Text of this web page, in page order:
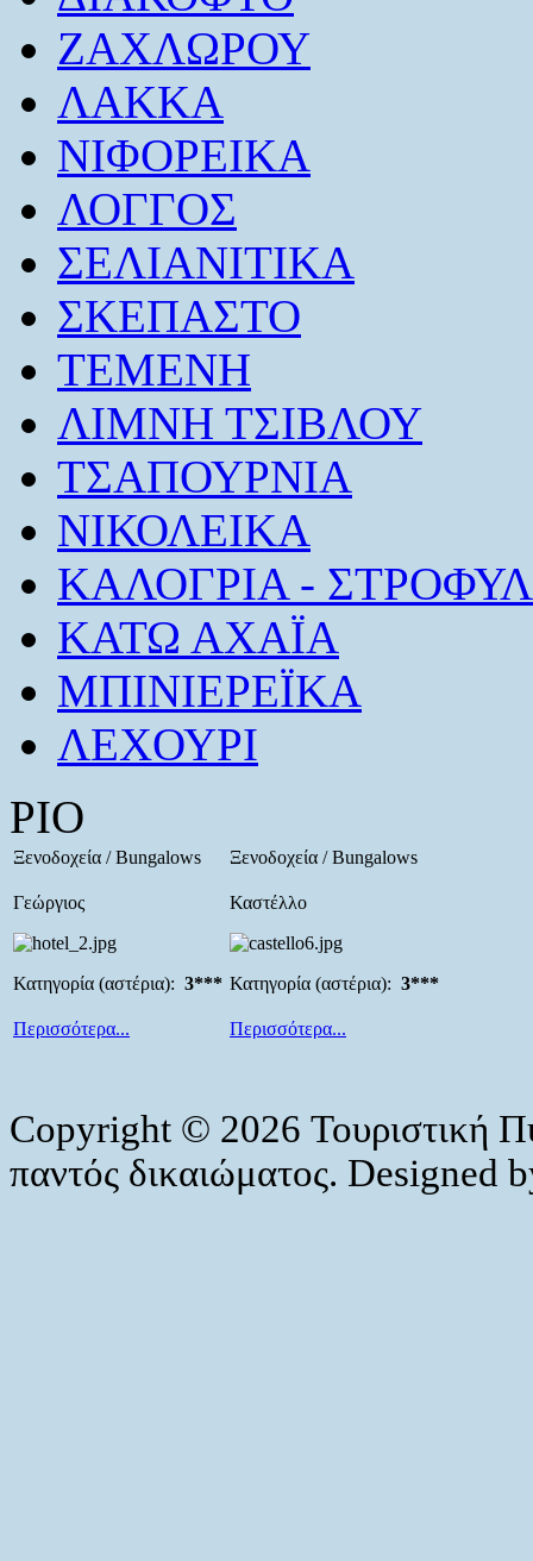
ΖΑΧΛΩΡΟΥ
ΛΑΚΚΑ
ΝΙΦΟΡΕΙΚΑ
ΛΟΓΓΟΣ
ΣΕΛΙΑΝΙΤΙΚΑ
ΣΚΕΠΑΣΤΟ
ΤΕΜΕΝΗ
ΛΙΜΝΗ ΤΣΙΒΛΟΥ
ΤΣΑΠΟΥΡΝΙΑ
ΝΙΚΟΛΕΙΚΑ
ΚΑΛΟΓΡΙΑ -
ΚΑΤΩ ΑΧΑΪΑ
ΜΠΙΝΙΕΡΕΪΚΑ
ΛΕΧΟΥΡΙ
ΡΙΟ
Ξενοδοχεία / Bungalows
Γεώργιος
Κατηγορία (αστέρια): 3***
Περισσότερα...
Ξενοδοχεία / Bungalows
Καστέλλο
Κατηγορία (αστέρια): 3***
Περισσότερα...
Copyright © 2026 Τουριστική
παντός δικαιώματος. Designed